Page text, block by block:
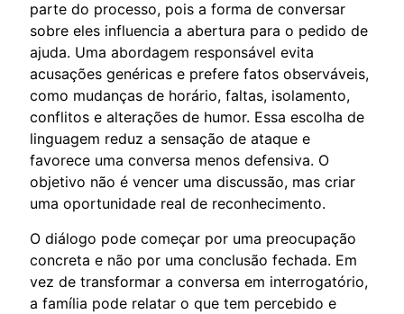
parte do processo, pois a forma de conversar
sobre eles influencia a abertura para o pedido de
ajuda. Uma abordagem responsável evita
acusações genéricas e prefere fatos observáveis,
como mudanças de horário, faltas, isolamento,
conflitos e alterações de humor. Essa escolha de
linguagem reduz a sensação de ataque e
favorece uma conversa menos defensiva. O
objetivo não é vencer uma discussão, mas criar
uma oportunidade real de reconhecimento.
O diálogo pode começar por uma preocupação
concreta e não por uma conclusão fechada. Em
vez de transformar a conversa em interrogatório,
a família pode relatar o que tem percebido e